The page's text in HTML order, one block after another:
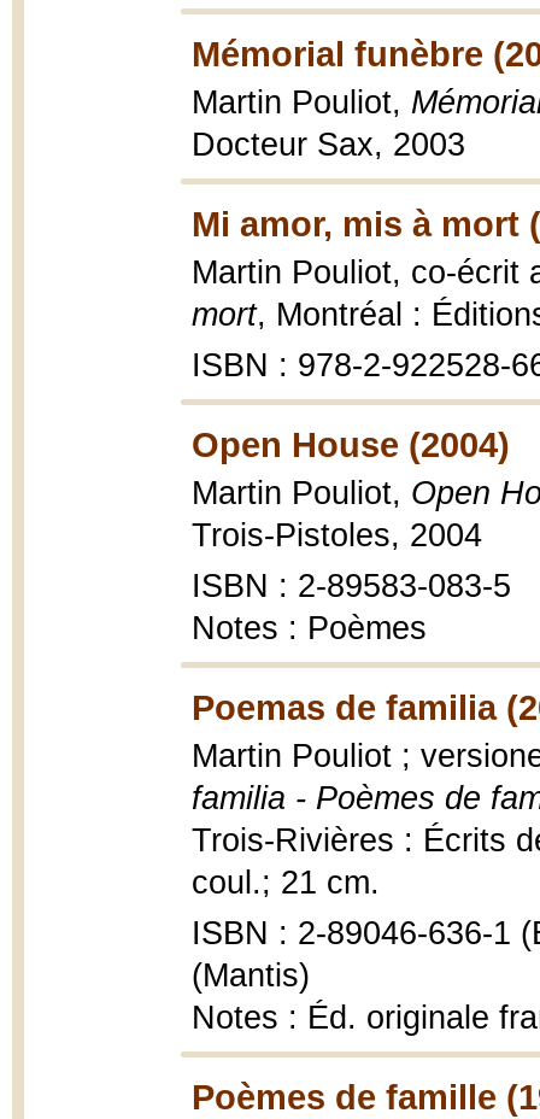
Mémorial funèbre
Martin Pouliot,
Docteur Sax, 2003
Mi amor, mis à mort
Martin Pouliot, co-écrit
mort, Montréal :
ISBN : 978-2-922528-
Open House (2004)
Martin Pouliot, Open
Trois-Pistoles, 2004
ISBN : 2-89583-083-5
Notes : Poèmes
Poemas de familia
Martin Pouliot ;
familia - Poèmes de
Trois-Rivières : Écrits
coul.; 21 cm.
ISBN : 2-89046-636-1
(Mantis)
Notes : Éd. originale
Poèmes de famille